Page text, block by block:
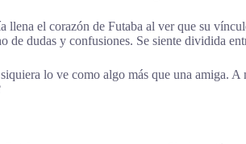
el corazón de Futaba al ver que su
dudas y confusiones. Se siente dividida
lo ve como algo más que una amiga.